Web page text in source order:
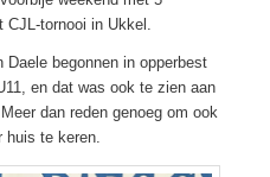
CJL-tornooi in Ukkel.
Daele begonnen in opperbest
en dat was ook te zien aan
dan reden genoeg om ook
huis te keren.